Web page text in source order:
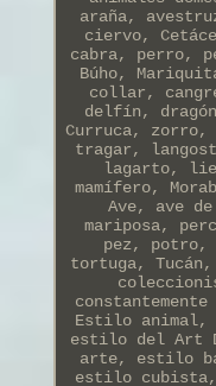
araña,
ciervo,
cabra, perro,
Búho,
collar,
delfín,
Curruca,
tragar,
lagarto,
mamífero,
Ave, ave
mariposa,
pez, potro,
tortuga,
Estilo
estilo del Art
arte, estilo
estilo